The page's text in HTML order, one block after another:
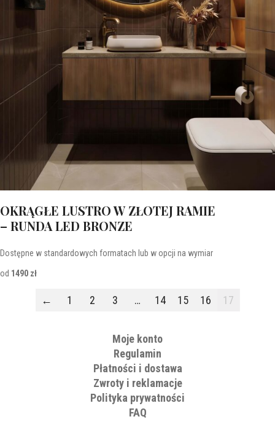
OKRĄGŁE LUSTRO W ZŁOTEJ RAMIE
– RUNDA LED BRONZE
Dostępne w standardowych formatach lub w opcji na wymiar
od 1490 zł
← 1 2 3 … 14 15 16 17
Moje konto
Regulamin
Płatności i dostawa
Zwroty i reklamacje
Polityka prywatności
FAQ